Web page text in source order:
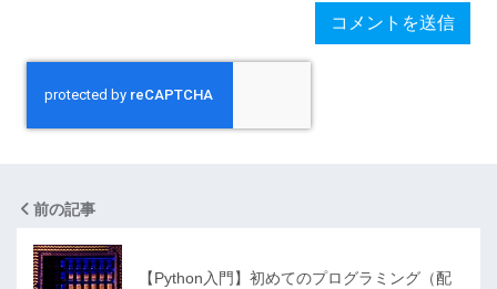
前の記事
【Python入門】初めてのプログラミング（配